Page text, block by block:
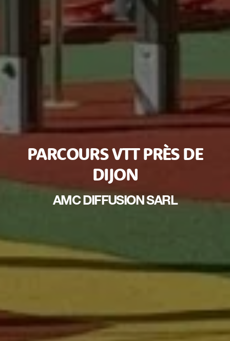
PARCOURS VTT PRÈS DE
DIJON
AMC DIFFUSION SARL